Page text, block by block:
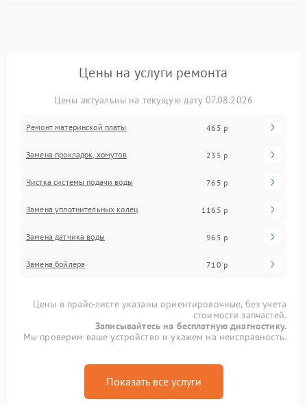
Цены на услуги ремонта
Цены актуальны на текущую дату 07.08.2026
Ремонт материнской платы 465 р
Замена прокладок, хомутов 235 р
Чистка системы подачи воды 765 р
Замена уплотнительных колец 1165 р
Замена датчика воды 965 р
Замена бойлера 710 р
Цены в прайс-листе указаны ориентировочные, без учета
стоимости запчастей.
Записывайтесь на бесплатную диагностику.
Мы проверим ваше устройство и укажем на неисправность.
Показать все услуги